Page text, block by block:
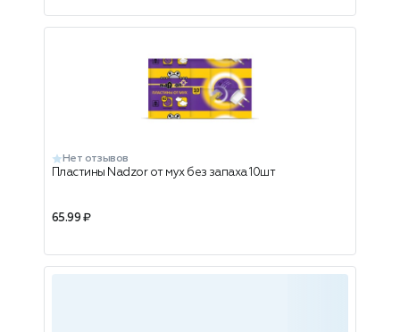
Нет отзывов
Пластины Nadzor от мух без запаха 10шт
65.99 ₽